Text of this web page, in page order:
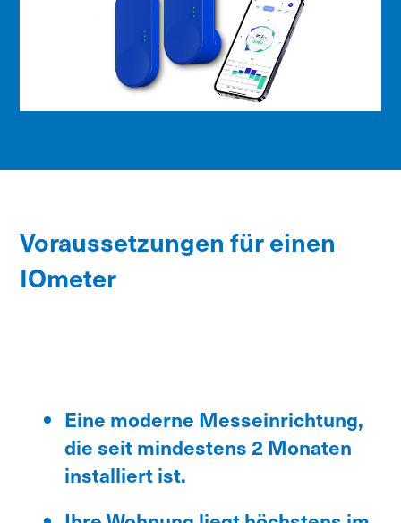
Voraussetzungen für einen
IOmeter
Eine moderne Messeinrichtung,
die seit mindestens 2 Monaten
installiert ist.